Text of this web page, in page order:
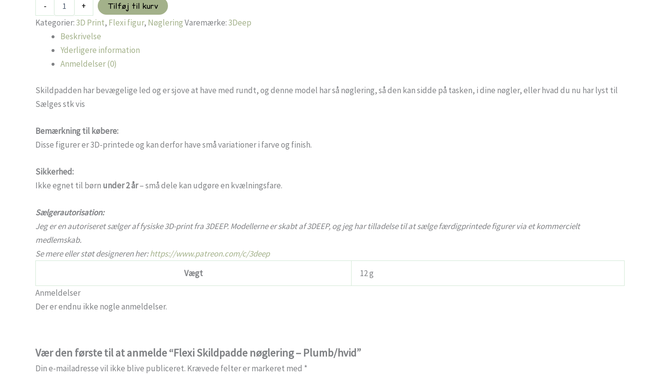
-
Skildpadde
nøglering
Plumb/hvid
+
Tilføj til kurv
Kategorier:3D Print, Flexi figur, NøgleringVaremærke:3Deep
Beskrivelse
Yderligere information
Anmeldelser (0)
Skildpadden har bevægelige led og er sjove at have med rundt, og denne model har så nøglering, så den kan sidde på tasken, i dine nøgler, eller hvad du nu har lyst til
Sælges stk vis
Bemærkning til købere:
Disse figurer er 3D-printede og kan derfor have små variationer i farve og finish.
Sikkerhed:
Ikke egnet til børn under 2 år– små dele kan udgøre en kvælningsfare.
Sælgerautorisation:
Jeg er en autoriseret sælger af fysiske 3D-print fra 3DEEP. Modellerne er skabt af 3DEEP, og jeg har tilladelse til at sælge færdigprintede figurer via et kommercielt
medlemskab.
Se mere eller støt designeren her:https://www.patreon.com/c/3deep
Vægt
12 g
Anmeldelser
Der er endnu ikke nogle anmeldelser.
Vær den første til at anmelde “Flexi Skildpadde nøglering – Plumb/hvid”
Din e-mailadresse vil ikke blive publiceret. Krævede felter er markeret med *